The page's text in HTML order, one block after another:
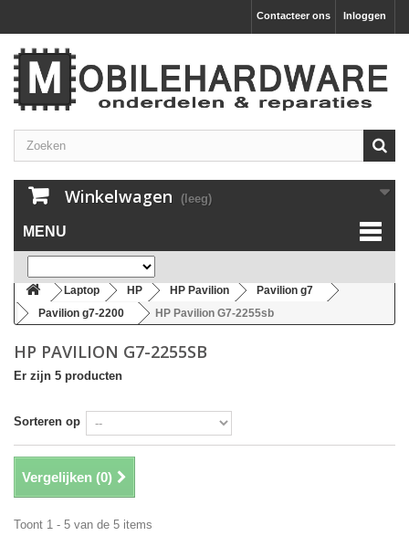
Inloggen
Contacteer ons
Winkelwagen (leeg)
MENU
Laptop HP HP Pavilion
Pavilion g7
Pavilion g7-2200
HP Pavilion G7-2255sb
HP PAVILION G7-2255SB
Er zijn 5 producten
Sorteren op
Vergelijken (0)
Toont 1 - 5 van de 5 items